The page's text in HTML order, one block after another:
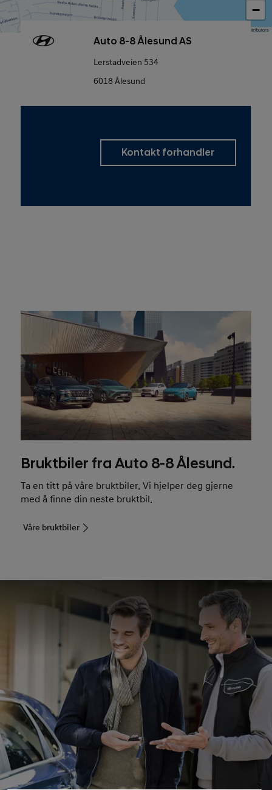
−
Map data © OpenStreetMap contributors
Auto 8-8 Ålesund AS
Lerstadveien 534
6018 Ålesund
Kontakt forhandler
Bruktbiler fra Auto 8-8 Ålesund.
Ta en titt på våre bruktbiler. Vi hjelper deg gjerne
med å finne din neste bruktbil.
Våre bruktbiler